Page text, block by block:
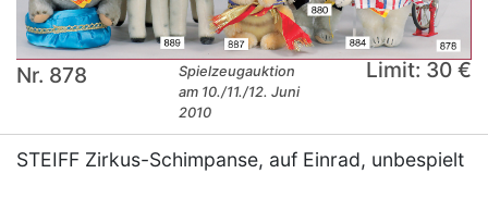
Nr. 878
Spielzeugauktion
am 10./11./12. Juni
2010
Limit: 30 €
STEIFF Zirkus-Schimpanse, auf Einrad, unbespielt